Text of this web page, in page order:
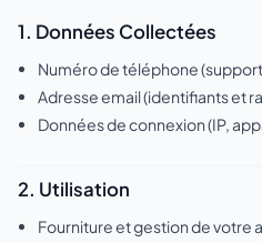
1. Données Collectées
Numéro de téléphone
Adresse email (identifiants et
Données de connexion (IP,
2. Utilisation
Fourniture et gestion de votre